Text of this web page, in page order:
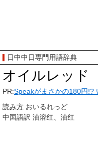
日中中日専門用語辞典
オイルレッド
PR:Speakがまさかの180円!?
読み方 おいるれっど
中国語訳 油溶红、油红